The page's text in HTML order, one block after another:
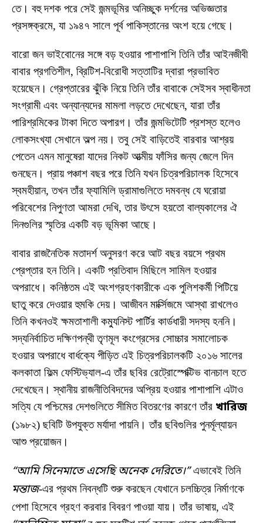
তে। বহু দশক পরে সেই জন্মভূমির অনিচ্ছুক দর্শনের অভিজ্ঞতার
প্রসঙ্গক্রমে, যা ১৯৪৭ সালে পূর্ব পাকিস্তানের অংশ হয়ে গেছে।
বারো জন ভাইবোনের সঙ্গে বড় হওয়ার পাশাপাশি তিনি তাঁর আইনজীবী
বাবার প্রগতিশীল, ব্রিটিশ-বিরোধী সত্তাটির দ্বারা প্রভাবিত
হয়েছেন। গ্রেপ্তারের ঝুঁকি নিয়ে তিনি তাঁর বাবাকে সেইসব স্বাধীনতা
সংগ্রামী এবং অন্যান্যদের মামলা লড়তে দেখেছেন, যারা তাঁর
পারিশ্রমিকের টাকা দিতে অপারগ। তাঁর জন্মভিটেটি প্রশস্ত হলেও
লোকসংখ্যা সেখানে অল্প নয়। তবু সেই বাড়িতেই বারবার আশ্রয়
পেতেন এমন মানুষেরা যাদের নিকট আত্মীয় ফাঁসির জন্য জেলে দিন
গুনছেন। প্রায় পঞ্চাশ বছর পরে তিনি যখন চিত্রপরিচালক হিসেবে
স্বমহীয়ান, তখন তাঁর ফ্যামিলি ড্রামাগুলিতে দমবন্ধ যে ঘরোয়া
পরিবেশের নিপুণতা আমরা দেখি, তার উৎসে হয়তো বাল্যকালের ঐ
দিনগুলির স্মৃতির একটি বড় ভূমিকা আছে।
বাবার রাজনৈতিক মতাদর্শ অনুসরণ করে আট বছর বয়সে প্রথম
প্রেপ্তার হন তিনি। একটি প্রতিবাদ মিছিলে সামিল হওয়ার
অপরাধে। কনিষ্ঠতম এই অংশগ্রহণকারীকে এক পুলিশকর্মী পিটিয়ে
ছাতু করে দেওয়ার হুমকি দেয়। আজীবন মার্ক্সিজমে আস্থা রাখলেও
তিনি কখনওই ক্ষমতাশালী কম্যুনিস্ট পার্টির কার্ডধারী সদস্য হননি।
সদ্যনির্বাচিত দক্ষিণপন্থী তৃণমূল কংগ্রেসের সোচ্চার সমালোচক
হওয়ার অপরাধে বার্ধক্যে পীড়িত এই চিত্রপরিচালকটি ২০১৬ সালের
কলকাতা ফিল্ম ফেস্টিভ্যাল-এ তাঁর ছবির রেট্রোস্পেক্টিভ বানচাল হতে
দেখেছেন। স্থানীয় রাজনীতিবিদদের অপ্রিয় হওয়ার পাশাপাশি এটাও
সত্যি যে পশ্চিমের দেশগুলিতে সীমিত বিতরণের কারণে তাঁর খারিজ
(১৯৮২) ছবিটি উপযুক্ত মর্যাদা পায়নি। তাঁর ছবিগুলির পুনর্মূল্যায়ন
আশু প্রয়োজন।
“আমি সিনেমাতে এসেছি অনেক দেরিতে।”এভাবেই তিনি
মন্তাজ-এর প্রথম নিবন্ধটি শুরু করছেন যেখানে চলচ্চিত্র নির্মাণকে
পেশা হিসেবে গ্রহণ করবার বিবরণ পাওয়া যায়। তাঁর ভাষায়, এই